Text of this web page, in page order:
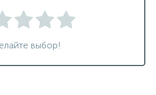
выбор!